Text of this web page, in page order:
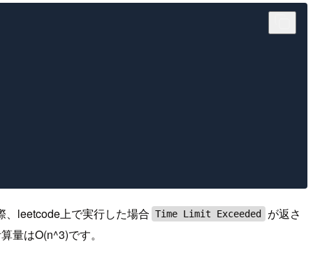
leetcode上で実行した場合 Time Limit Exceeded
が返さ
量はO(n^3)です。